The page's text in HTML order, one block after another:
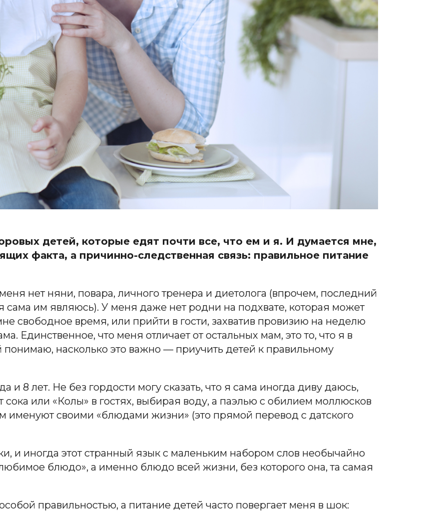
детей, которые едят почти все, что ем и я. И думается мне,
факта, а причинно-следственная связь: правильное питание
нет няни, повара, личного тренера и диетолога (впрочем, последний
сама им являюсь). У меня даже нет родни на подхвате, которая может
свободное время, или прийти в гости, захватив провизию на неделю
Единственное, что меня отличает от остальных мам, это то, что я в
понимаю, насколько это важно — приучить детей к правильному
8 лет. Не без гордости могу сказать, что я сама иногда диву даюсь,
сока или «Колы» в гостях, выбирая воду, а паэлью с обилием моллюсков
именуют своими «блюдами жизни» (это прямой перевод с датского
и иногда этот странный язык с маленьким набором слов необычайно
блюдо», а именно блюдо всей жизни, без которого она, та самая
правильностью, а питание детей часто повергает меня в шок: